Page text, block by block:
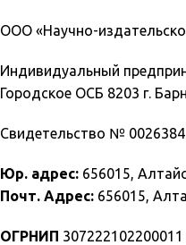
ООО «Научно-
Индивидуальный
Городское ОСБ 8203 г.
Свидетельство №
Юр. адрес: 656015,
Почт. Адрес: 656015,
ОГРНИП